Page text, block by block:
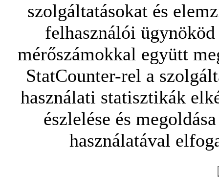
szolgáltatásokat és
felhasználói
mérőszámokkal együtt
StatCounter-rel a
használati statisztikák
észlelése és
használatával